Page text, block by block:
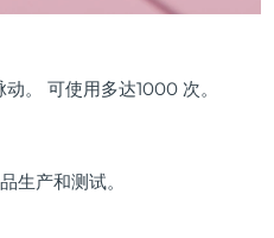
。 可使用多达1000 次。
生产和测试。